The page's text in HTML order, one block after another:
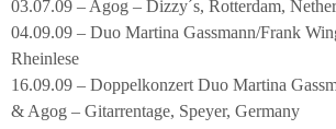
03.07.09 – Agog – Dizzy´s, Rotterdam,
04.09.09 – Duo Martina Gassmann/Frank
Rheinlese
16.09.09 – Doppelkonzert Duo Martina
& Agog – Gitarrentage, Speyer, Germany